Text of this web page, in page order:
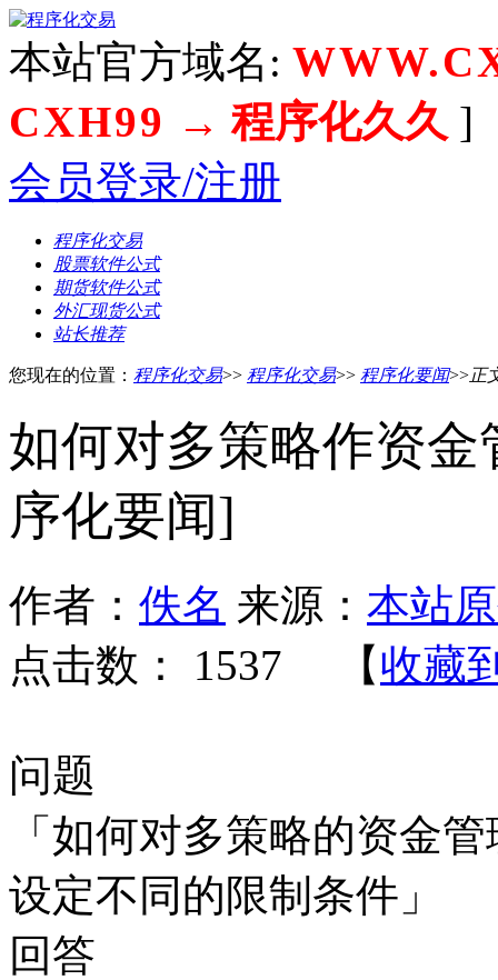
本站官方域名:
CXH99 → 程序化久久 ]
会员登录/注册
程序化交易
股票软件公式
期货软件公式
外汇现货公式
站长推荐
您现在的位置： 程序化交易>> 程序化交易>> 程序化要闻>>正
如何对多策略作资
序化要闻]
作者： 佚名 来源： 本站
点击数： 1537 【收藏
问题
「如何对多策略的资金
设定不同的限制条件」
回答